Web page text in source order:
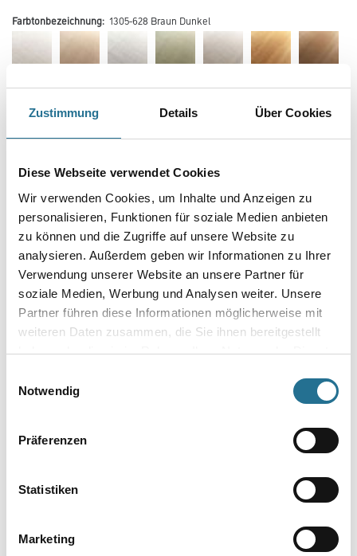
Zustimmung Details Über Cookies
Diese Webseite verwendet Cookies
Wir verwenden Cookies, um Inhalte und Anzeigen zu
personalisieren, Funktionen für soziale Medien anbieten
zu können und die Zugriffe auf unsere Website zu
analysieren. Außerdem geben wir Informationen zu Ihrer
Verwendung unserer Website an unsere Partner für
soziale Medien, Werbung und Analysen weiter. Unsere
Partner führen diese Informationen möglicherweise mit
weiteren Daten zusammen, die Sie ihnen bereitgestellt
haben oder die sie im Rahmen Ihrer Nutzung der Dienste
Notwendig
Präferenzen
Statistiken
Marketing
Farbtonbezeichnung: 1305-628 Braun Dunkel
Gebinde
Umrechnungsfaktoren
PRODUKTEIGENSCHAFTEN